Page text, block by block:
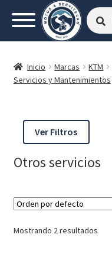
Buscar
por:
Buscar
Inicio Marcas KTM
Servicios y Mantenimientos
Ver Filtros
Otros servicios
Mostrando 2 resultados